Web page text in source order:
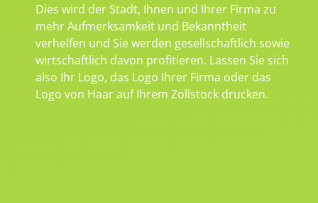
Dies wird der Stadt, Ihnen und Ihrer Firma zu
mehr Aufmerksamkeit und Bekanntheit
verhelfen und Sie werden gesellschaftlich sowie
wirtschaftlich davon profitieren. Lassen Sie sich
also Ihr Logo, das Logo Ihrer Firma oder das
Logo von Haar auf Ihrem Zollstock drucken.